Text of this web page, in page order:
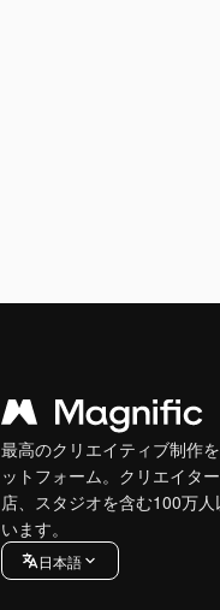
最高のクリエイティブ制作
ットフォーム。クリエイタ
店、スタジオを含む100万
います。
日本語